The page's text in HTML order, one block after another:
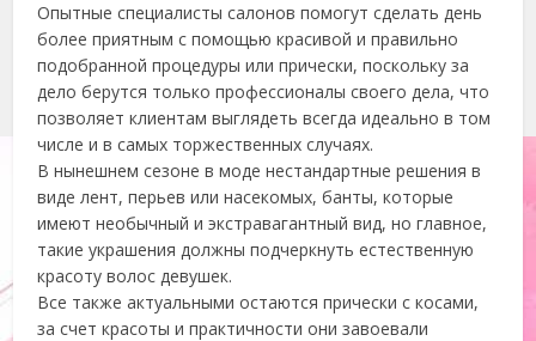
Опытные специалисты салонов помогут сделать день
более приятным с помощью красивой и правильно
подобранной процедуры или прически, поскольку за
дело берутся только профессионалы своего дела, что
позволяет клиентам выглядеть всегда идеально в том
числе и в самых торжественных случаях.
В нынешнем сезоне в моде нестандартные решения в
виде лент, перьев или насекомых, банты, которые
имеют необычный и экстравагантный вид, но главное,
такие украшения должны подчеркнуть естественную
красоту волос девушек.
Все также актуальными остаются прически с косами,
за счет красоты и практичности они завоевали